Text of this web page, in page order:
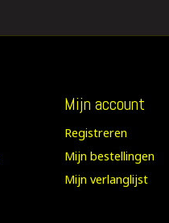
Mijn account
Registreren
Mijn bestellingen
Mijn verlanglijst